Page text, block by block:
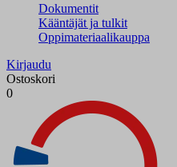
Dokumentit
Kääntäjät ja tulkit
Oppimateriaalikauppa
Kirjaudu
Ostoskori
0